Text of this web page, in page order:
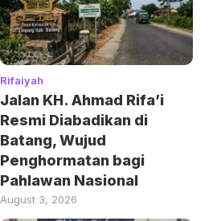
Rifaiyah
Jalan KH. Ahmad Rifa’i
Resmi Diabadikan di
Batang, Wujud
Penghormatan bagi
Pahlawan Nasional
August 3, 2026